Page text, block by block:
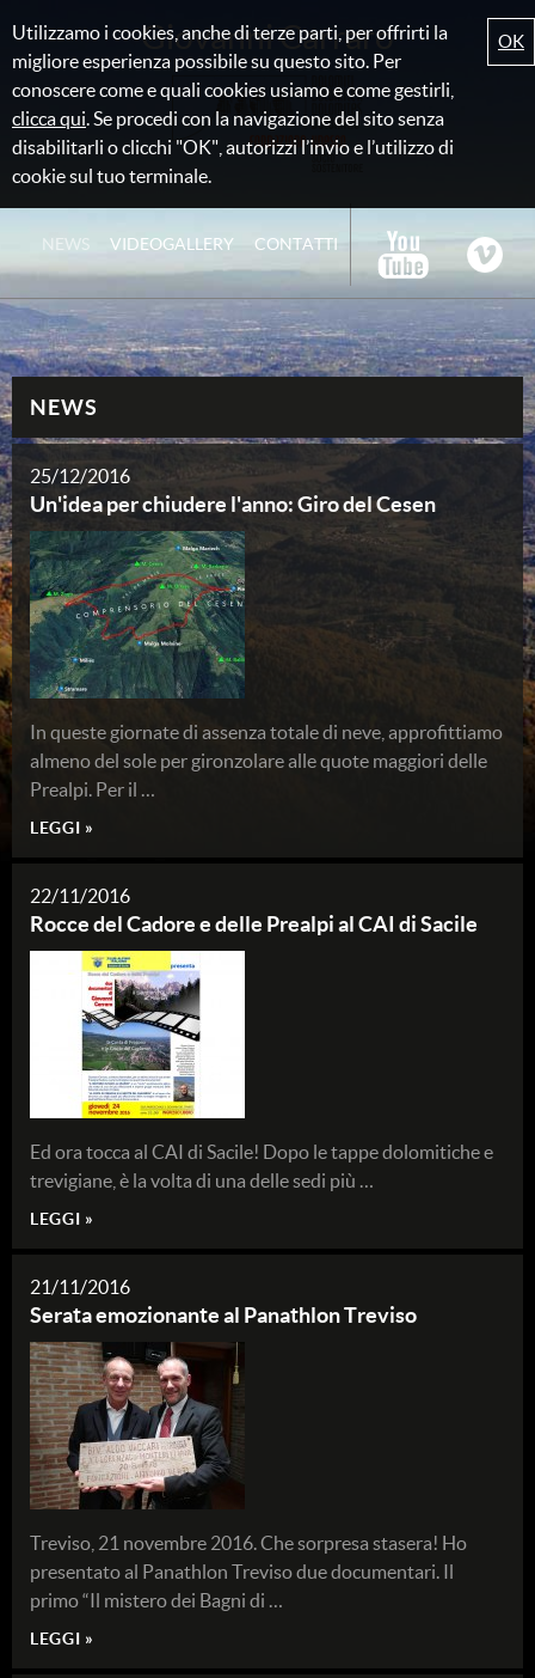
Utilizzamo i cookies, anche di terze parti, per offrirti la
migliore esperienza possibile su questo sito. Per
conoscere come e quali cookies usiamo e come gestirli,
clicca qui. Se procedi con la navigazione del sito senza
disabilitarli o clicchi "OK", autorizzi l’invio e l’utilizzo di
cookie sul tuo terminale.
OK
Giovanni Carraro
NEWS VIDEOGALLERY CONTATTI
NEWS
25/12/2016
Un'idea per chiudere l'anno: Giro del Cesen
In queste giornate di assenza totale di neve, approfittiamo
almeno del sole per gironzolare alle quote maggiori delle
Prealpi. Per il …
LEGGI »
22/11/2016
Rocce del Cadore e delle Prealpi al CAI di Sacile
Ed ora tocca al CAI di Sacile! Dopo le tappe dolomitiche e
trevigiane, è la volta di una delle sedi più …
LEGGI »
21/11/2016
Serata emozionante al Panathlon Treviso
Treviso, 21 novembre 2016. Che sorpresa stasera! Ho
presentato al Panathlon Treviso due documentari. Il
primo “Il mistero dei Bagni di …
LEGGI »